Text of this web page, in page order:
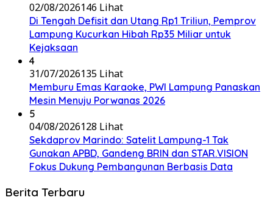
02/08/2026146 Lihat
Di Tengah Defisit dan Utang Rp1 Triliun, Pemprov
Lampung Kucurkan Hibah Rp35 Miliar untuk
Kejaksaan
4
31/07/2026135 Lihat
Memburu Emas Karaoke, PWI Lampung Panaskan
Mesin Menuju Porwanas 2026
5
04/08/2026128 Lihat
Sekdaprov Marindo: Satelit Lampung-1 Tak
Gunakan APBD, Gandeng BRIN dan STAR.VISION
Fokus Dukung Pembangunan Berbasis Data
Berita Terbaru